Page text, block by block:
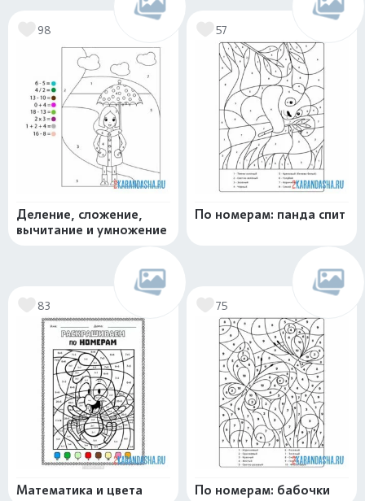
98
Деление, сложение,
вычитание и умножение
57
По номерам: панда спит
83
Математика и цвета
75
По номерам: бабочки